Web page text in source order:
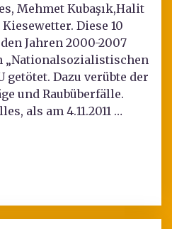
Mehmet Kubaşık,Halit
Diese 10
Jahren 2000-2007
„Nationalsozialistischen
getötet. Dazu verübte der
und Raubüberfälle.
als am 4.11.2011 …